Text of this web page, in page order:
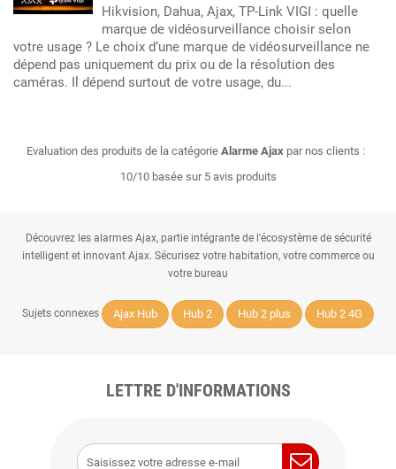
Hikvision, Dahua, Ajax, TP-Link VIGI : quelle
marque de vidéosurveillance choisir selon
votre usage ? Le choix d’une marque de vidéosurveillance ne
dépend pas uniquement du prix ou de la résolution des
caméras. Il dépend surtout de votre usage, du...
Evaluation des produits de la catégorie Alarme Ajaxpar nos clients :
10/10 basée sur 5 avis produits
Découvrez les alarmes Ajax, partie intégrante de l'écosystème de sécurité
intelligent et innovant Ajax. Sécurisez votre habitation, votre commerce ou
votre bureau
Sujets connexes Ajax Hub Hub 2 Hub 2 plus Hub 2 4G
LETTRE D'INFORMATIONS